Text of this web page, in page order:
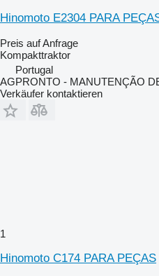
Hinomoto E2304 PARA
Preis auf Anfrage
Kompakttraktor
Portugal
AGPRONTO - MANUTENÇÃO
Verkäufer kontaktieren
1
Hinomoto C174 PARA PEÇAS